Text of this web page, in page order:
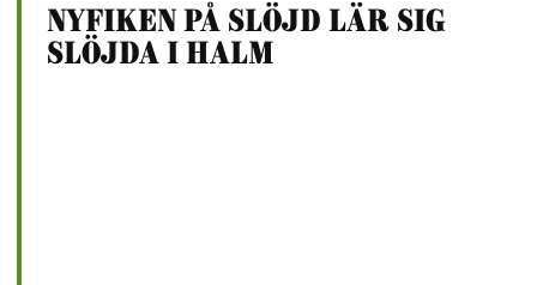
Nyfiken på slöjd lär sig
slöjda i halm